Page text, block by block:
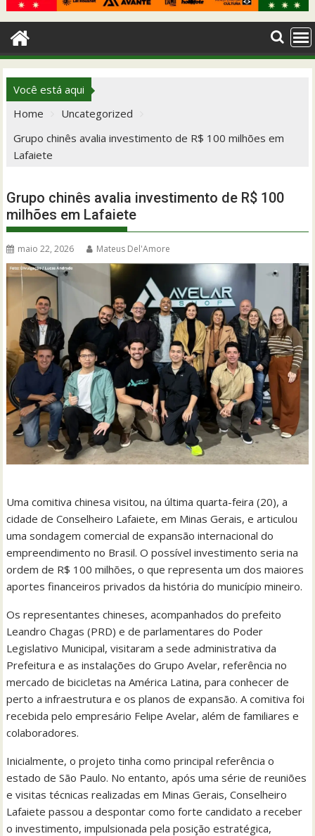
Você está aqui
Home
Uncategorized
Grupo chinês avalia investimento de R$ 100 milhões em
Lafaiete
Grupo chinês avalia investimento de R$ 100
milhões em Lafaiete
maio 22, 2026 Mateus Del'Amore
Uma comitiva chinesa visitou, na última quarta-feira (20), a
cidade de Conselheiro Lafaiete, em Minas Gerais, e articulou
uma sondagem comercial de expansão internacional do
empreendimento no Brasil. O possível investimento seria na
ordem de R$ 100 milhões, o que representa um dos maiores
aportes financeiros privados da história do município mineiro.
Os representantes chineses, acompanhados do prefeito
Leandro Chagas (PRD) e de parlamentares do Poder
Legislativo Municipal, visitaram a sede administrativa da
Prefeitura e as instalações do Grupo Avelar, referência no
mercado de bicicletas na América Latina, para conhecer de
perto a infraestrutura e os planos de expansão. A comitiva foi
recebida pelo empresário Felipe Avelar, além de familiares e
colaboradores.
Inicialmente, o projeto tinha como principal referência o
estado de São Paulo. No entanto, após uma série de reuniões
e visitas técnicas realizadas em Minas Gerais, Conselheiro
Lafaiete passou a despontar como forte candidato a receber
o investimento, impulsionada pela posição estratégica,